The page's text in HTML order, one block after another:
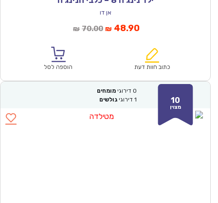
₪ 70.00המחיר
₪70.00.
₪ 48.90
הוא:
כתוב חוות דעת הוספה לסל
דירוגימומחים
גולשים